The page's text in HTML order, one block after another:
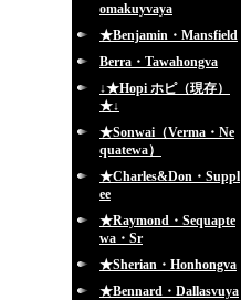
omakuyvaya
★Benjamin・Mansfield
Berra・Tawahongva
↓★Hopi ホピ（現存）
★↓
★Sonwai（Verma・Ne
quatewa）
★Charles&Don・Suppl
ee
★Raymond・Sequapte
wa・Sr
★Sherian・Honhongva
★Bennard・Dallasvuya